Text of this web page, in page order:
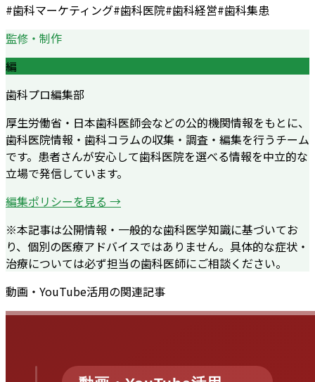
#歯科マーケティング#歯科医院#歯科経営#歯科集患
監修・制作
編
歯科プロ編集部
厚生労働省・日本歯科医師会などの公的機関情報をもとに、
歯科医院情報・歯科コラムの収集・調査・編集を行うチーム
です。患者さんが安心して歯科医院を選べる情報を中立的な
立場で発信しています。
編集ポリシーを見る →
※本記事は公開情報・一般的な歯科医学知識に基づいてお
り、個別の医療アドバイスではありません。具体的な症状・
治療については必ず担当の歯科医師にご相談ください。
動画・YouTube活用の関連記事